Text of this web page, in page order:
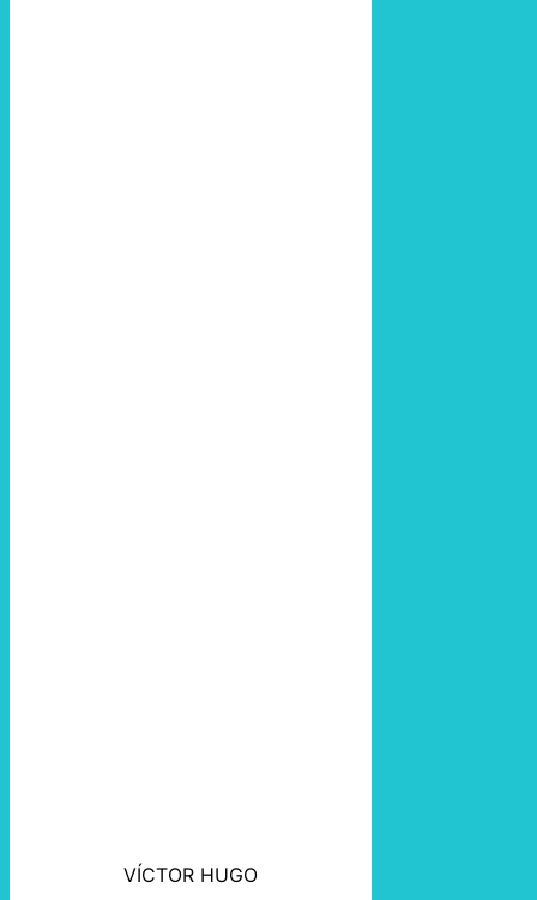
VÍCTOR HUGO